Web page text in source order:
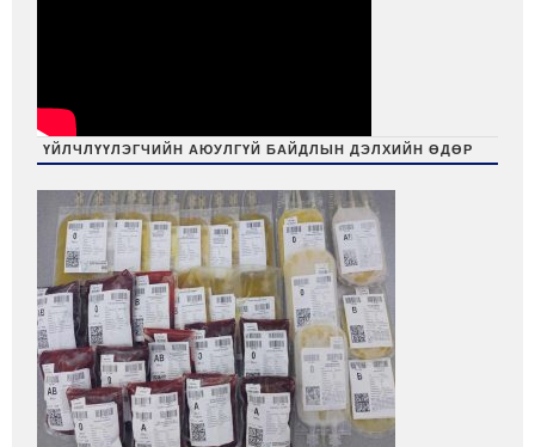
ҮЙЛЧЛҮҮЛЭГЧИЙН АЮУЛГҮЙ БАЙДЛЫН ДЭЛХИЙН ӨДӨР